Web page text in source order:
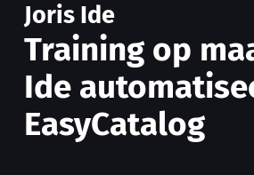
Joris Ide
Training op
Ide
EasyCatalog